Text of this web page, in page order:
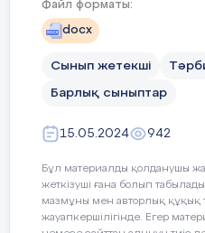
Сабақтың
кезеңдері
Қай
Файл форматы:
docx
Сынып жетекші
Барлық сыныптар
15.05.2024 942
Бұл материалды қолданушы
жеткізуші ғана болып
мазмұны мен авторлық құқық
жауапкершілігінде. Егер